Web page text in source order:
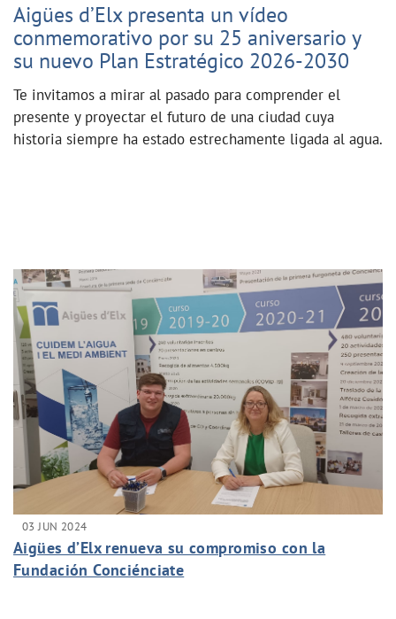
Aigües d’Elx presenta un vídeo
conmemorativo por su 25 aniversario y
su nuevo Plan Estratégico 2026-2030
Te invitamos a mirar al pasado para comprender el
presente y proyectar el futuro de una ciudad cuya
historia siempre ha estado estrechamente ligada al agua.
03 JUN 2024
Aigües d’Elx renueva su compromiso con la
Fundación Conciénciate